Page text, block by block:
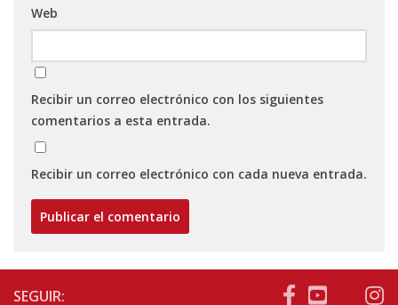
Web
Recibir un correo electrónico con los siguientes
comentarios a esta entrada.
Recibir un correo electrónico con cada nueva entrada.
SEGUIR: